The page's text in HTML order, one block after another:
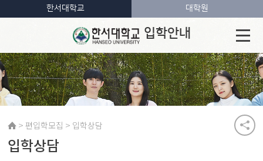
입학안내
한서대학교 대학원
>편입학모집 > 입학상담
입학상담